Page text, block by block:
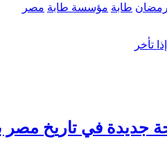
رمضان طابة مؤسسة طابة مصر
تأخر
في تاريخ مصر